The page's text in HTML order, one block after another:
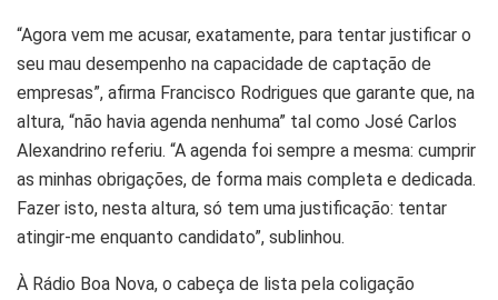
“Agora vem me acusar, exatamente, para tentar justificar o
seu mau desempenho na capacidade de captação de
empresas”, afirma Francisco Rodrigues que garante que, na
altura, “não havia agenda nenhuma” tal como José Carlos
Alexandrino referiu. “A agenda foi sempre a mesma: cumprir
as minhas obrigações, de forma mais completa e dedicada.
Fazer isto, nesta altura, só tem uma justificação: tentar
atingir-me enquanto candidato”, sublinhou.
À Rádio Boa Nova, o cabeça de lista pela coligação